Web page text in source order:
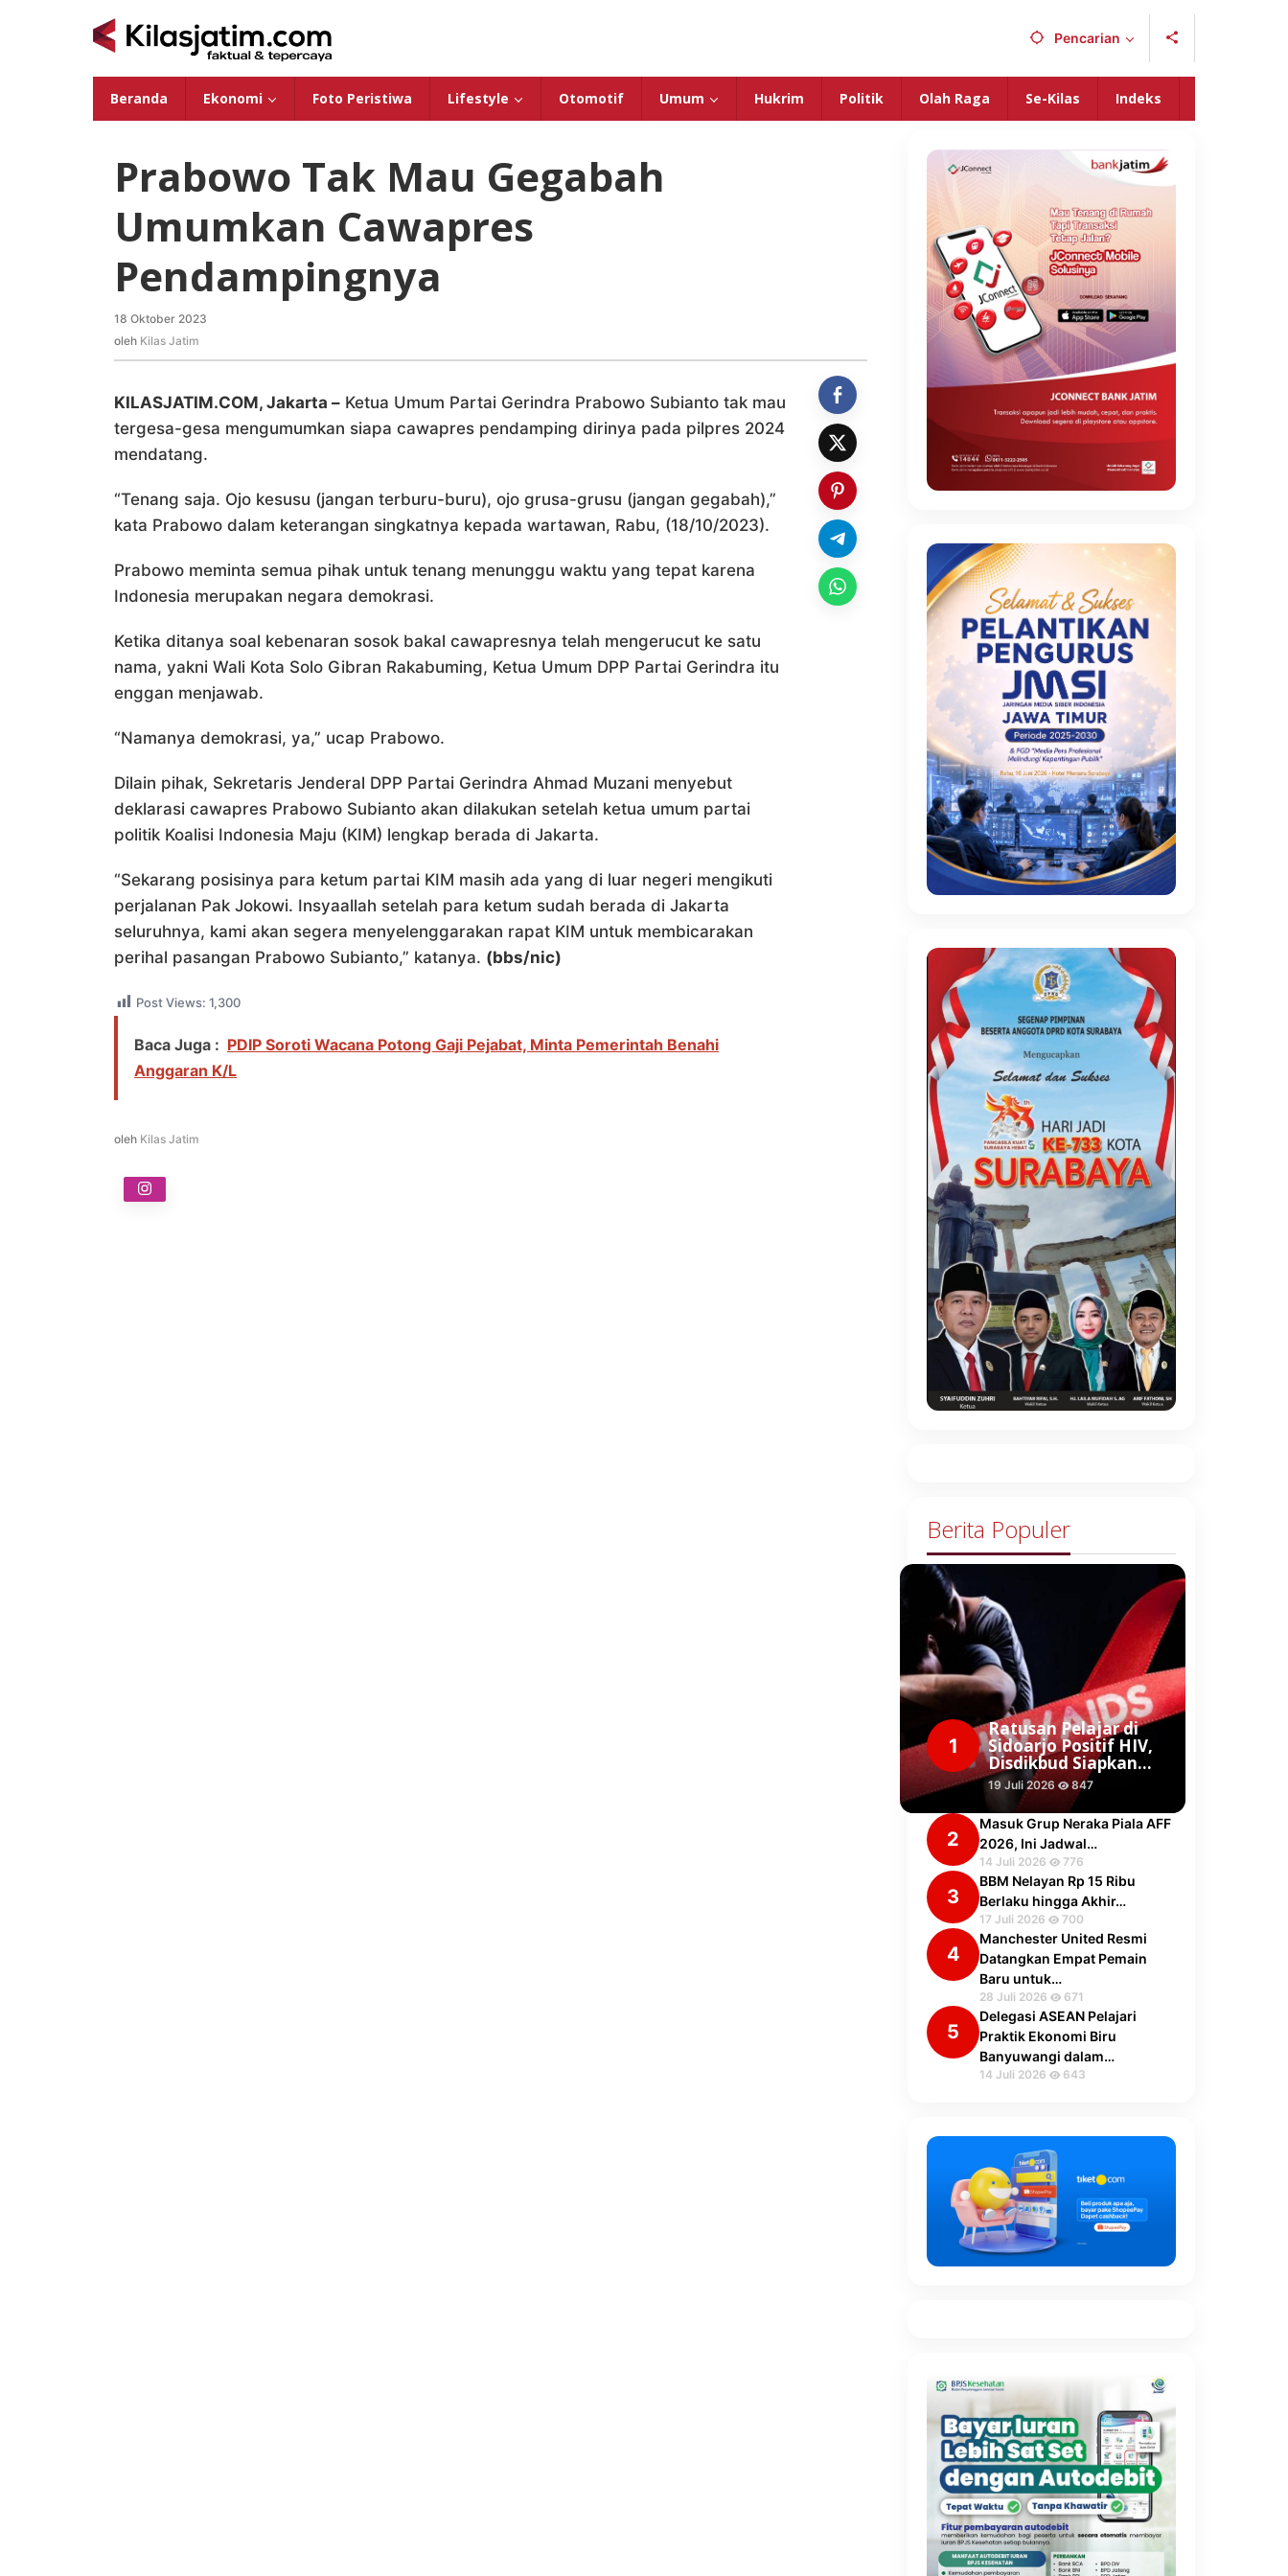
Pencarian
Beranda Ekonomi Foto Peristiwa Lifestyle Otomotif Umum Hukrim Politik Olah Raga Se-Kilas Indeks
Prabowo Tak Mau Gegabah
Umumkan Cawapres
Pendampingnya
18 Oktober 2023
oleh Kilas Jatim
KILASJATIM.COM, Jakarta – Ketua Umum Partai Gerindra Prabowo Subianto tak mau
tergesa-gesa mengumumkan siapa cawapres pendamping dirinya pada pilpres 2024
mendatang.
“Tenang saja. Ojo kesusu (jangan terburu-buru), ojo grusa-grusu (jangan gegabah),”
kata Prabowo dalam keterangan singkatnya kepada wartawan, Rabu, (18/10/2023).
Prabowo meminta semua pihak untuk tenang menunggu waktu yang tepat karena
Indonesia merupakan negara demokrasi.
Ketika ditanya soal kebenaran sosok bakal cawapresnya telah mengerucut ke satu
nama, yakni Wali Kota Solo Gibran Rakabuming, Ketua Umum DPP Partai Gerindra itu
enggan menjawab.
“Namanya demokrasi, ya,” ucap Prabowo.
Dilain pihak, Sekretaris Jenderal DPP Partai Gerindra Ahmad Muzani menyebut
deklarasi cawapres Prabowo Subianto akan dilakukan setelah ketua umum partai
politik Koalisi Indonesia Maju (KIM) lengkap berada di Jakarta.
“Sekarang posisinya para ketum partai KIM masih ada yang di luar negeri mengikuti
perjalanan Pak Jokowi. Insyaallah setelah para ketum sudah berada di Jakarta
seluruhnya, kami akan segera menyelenggarakan rapat KIM untuk membicarakan
perihal pasangan Prabowo Subianto,” katanya. (bbs/nic)
Post Views: 1,300
Baca Juga : PDIP Soroti Wacana Potong Gaji Pejabat, Minta Pemerintah Benahi
Anggaran K/L
oleh Kilas Jatim
Berita Populer
1
Ratusan Pelajar di
Sidoarjo Positif HIV,
Disdikbud Siapkan…
19 Juli 2026 847
2
Masuk Grup Neraka Piala AFF
2026, Ini Jadwal…
14 Juli 2026 776
3
BBM Nelayan Rp 15 Ribu
Berlaku hingga Akhir…
17 Juli 2026 700
4
Manchester United Resmi
Datangkan Empat Pemain
Baru untuk…
28 Juli 2026 671
5
Delegasi ASEAN Pelajari
Praktik Ekonomi Biru
Banyuwangi dalam…
14 Juli 2026 643